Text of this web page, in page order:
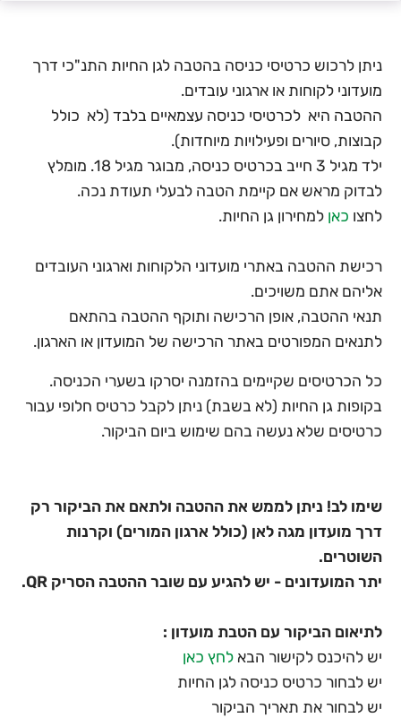
ניתן לרכוש כרטיסי כניסה בהטבה לגן החיות התנ"כי דרך
מועדוני לקוחות או ארגוני עובדים.
ההטבה היא לכרטיסי כניסה עצמאיים בלבד (לא כולל
קבוצות, סיורים ופעילויות מיוחדות).
ילד מגיל 3 חייב בכרטיס כניסה, מבוגר מגיל 18. מומלץ
לבדוק מראש אם קיימת הטבה לבעלי תעודת נכה.
לחצו כאן למחירון גן החיות.
רכישת ההטבה באתרי מועדוני הלקוחות וארגוני העובדים
אליהם אתם משויכים.
תנאי ההטבה, אופן הרכישה ותוקף ההטבה בהתאם
לתנאים המפורטים באתר הרכישה של המועדון או הארגון.
כל הכרטיסים שקיימים בהזמנה יסרקו בשערי הכניסה.
בקופות גן החיות (לא בשבת) ניתן לקבל כרטיס חלופי עבור
כרטיסים שלא נעשה בהם שימוש ביום הביקור.
שימו לב! ניתן לממש את ההטבה ולתאם את הביקור רק
דרך מועדון מגה לאן (כולל ארגון המורים) וקרנות
השוטרים.
יתר המועדונים - יש להגיע עם שובר ההטבה הסריק QR.
לתיאום הביקור עם הטבת מועדון :
יש להיכנס לקישור הבא לחץ כאן
יש לבחור כרטיס כניסה לגן החיות
יש לבחור את תאריך הביקור